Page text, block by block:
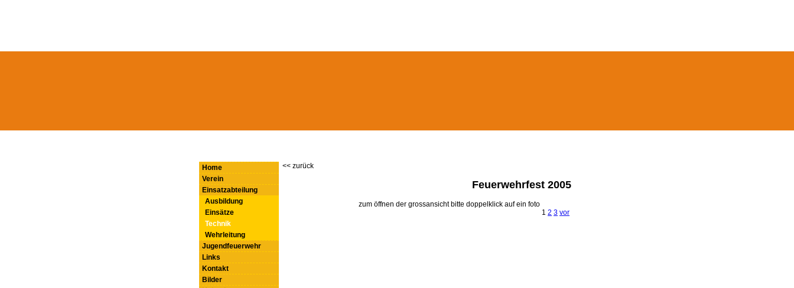
Home
Verein
Einsatzabteilung
Ausbildung
Einsätze
Technik
Wehrleitung
Jugendfeuerwehr
Links
Kontakt
Bilder
<< zurück
Feuerwehrfest 2005
zum öffnen der grossansicht bitte doppelklick auf ein foto
1 2 3 vor